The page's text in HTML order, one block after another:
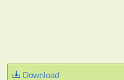
Download